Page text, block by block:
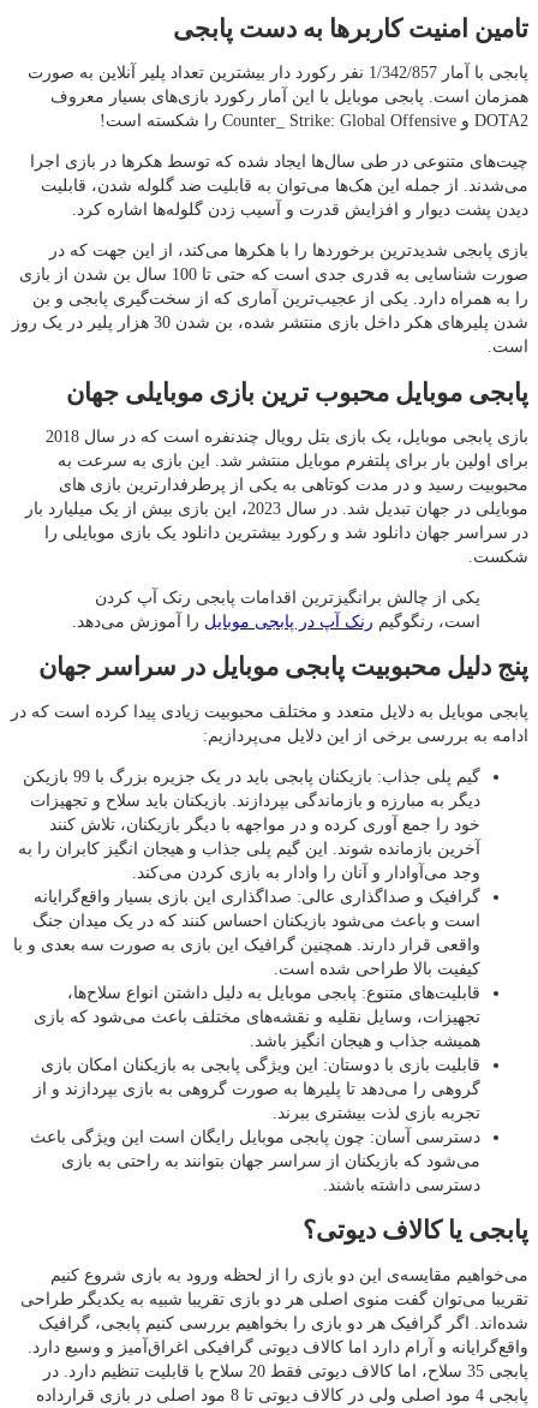
تامین امنیت کاربرها به دست پابجی
پابجی با آمار 1/342/857 نفر رکورد دار بیشترین تعداد پلیر آنلاین به صورت
همزمان است. پابجی موبایل با این آمار رکورد بازی‌های بسیار معروف
DOTA2 و Counter_ Strike: Global Offensive را شکسته است!
چیت‌های متنوعی در طی سال‌ها ایجاد شده که توسط هکرها در بازی اجرا
می‌شدند. از جمله این هک‌ها می‌توان به قابلیت ضد گلوله شدن، قابلیت
دیدن پشت دیوار و افزایش قدرت و آسیب زدن گلوله‌ها اشاره کرد.
بازی پابجی شدیدترین برخوردها را با هکرها می‌کند، از این جهت که در
صورت شناسایی به قدری جدی است که حتی تا 100 سال بن شدن از بازی
را به همراه دارد. یکی از عجیب‌ترین آماری که از سخت‌گیری پابجی و بن
شدن پلیرهای هکر داخل بازی منتشر شده، بن شدن 30 هزار پلیر در یک روز
است.
پابجی موبایل محبوب ترین بازی موبایلی جهان
بازی پابجی موبایل، یک بازی بتل رویال چندنفره است که در سال 2018
برای اولین بار برای پلتفرم موبایل منتشر شد. این بازی به سرعت به
محبوبیت رسید و در مدت کوتاهی به یکی از پرطرفدارترین بازی های
موبایلی در جهان تبدیل شد. در سال 2023، این بازی بیش از یک میلیارد بار
در سراسر جهان دانلود شد و رکورد بیشترین دانلود یک بازی موبایلی را
شکست.
یکی از چالش‌ برانگیزترین اقدامات پابجی رنک آپ کردن
است، رنگوگیم رنک آپ در پابجی موبایل را آموزش می‌دهد.
پنج دلیل محبوبیت پابجی موبایل در سراسر جهان
پابجی موبایل به دلایل متعدد و مختلف محبوبیت زیادی پیدا کرده است که در
ادامه به بررسی برخی از این دلایل می‌پردازیم:
گیم پلی جذاب: بازیکنان پابجی باید در یک جزیره بزرگ با 99 بازیکن
دیگر به مبارزه و بازماندگی بپردازند. بازیکنان باید سلاح و تجهیزات
خود را جمع آوری کرده و در مواجهه با دیگر بازیکنان، تلاش کنند
آخرین بازمانده شوند. این گیم پلی جذاب و هیجان انگیز کابران را به
وجد می‌آوادار و آنان را وادار به بازی کردن می‌کند.
گرافیک و صداگذاری عالی: صداگذاری این بازی بسیار واقع‌گرایانه
است و باعث می‌شود بازیکنان احساس کنند که در یک میدان جنگ
واقعی قرار دارند. همچنین گرافیک این بازی به صورت سه بعدی و با
کیفیت بالا طراحی شده است.
قابلیت‌های متنوع: پابجی موبایل به دلیل داشتن انواع سلاح‌ها،
تجهیزات، وسایل نقلیه و نقشه‌های مختلف باعث می‌شود که بازی
همیشه جذاب و هیجان انگیز باشد.
قابلیت بازی با دوستان: این ویژگی پابجی به بازیکنان امکان بازی
گروهی را می‌دهد تا پلیرها به صورت گروهی به بازی بپردازند و از
تجربه بازی لذت بیشتری ببرند.
دسترسی آسان: چون پابجی موبایل رایگان است این ویژگی باعث
می‌شود که بازیکنان از سراسر جهان بتوانند به راحتی به بازی
دسترسی داشته باشند.
پابجی یا کالاف دیوتی؟
می‌خواهیم مقایسه‌ی این دو بازی را از لحظه ورود به بازی شروع کنیم
تقریبا می‌توان گفت منوی اصلی هر دو بازی تقریبا شبیه به یکدیگر طراحی
شده‌اند. اگر گرافیک هر دو بازی را بخواهیم بررسی کنیم پابجی، گرافیک
واقع‌گرایانه و آرام دارد اما کالاف دیوتی گرافیکی اغراق‌آمیز و وسیع دارد.
پابجی 35 سلاح، اما کالاف دیوتی فقط 20 سلاح با قابلیت تنظیم دارد. در
پابجی 4 مود اصلی ولی در کالاف دیوتی تا 8 مود اصلی در بازی قرارداده